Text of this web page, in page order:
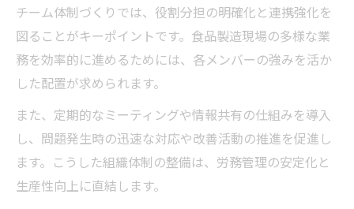
チーム体制づくりでは、役割分担の明確化と連携強化を
図ることがキーポイントです。食品製造現場の多様な業
務を効率的に進めるためには、各メンバーの強みを活か
した配置が求められます。
また、定期的なミーティングや情報共有の仕組みを導入
し、問題発生時の迅速な対応や改善活動の推進を促進し
ます。こうした組織体制の整備は、労務管理の安定化と
生産性向上に直結します。